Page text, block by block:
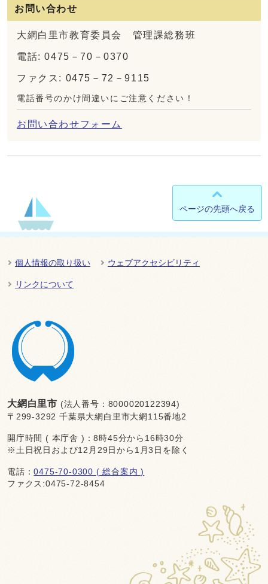
お問い合わせ
大網白里市教育委員会 管理課総務班
電話: 0475－70－0370
ファクス: 0475－72－9115
電話番号のかけ間違いにご注意ください！
お問い合わせフォーム
ページの先頭へ戻る
個人情報の取り扱い ウェブアクセシビリティ
リンクについて
大網白里市 (法人番号：8000020122394)
〒299-3292 千葉県大網白里市大網115番地2
開庁時間 ( 本庁舎 )：8時45分から16時30分
※土日祝日および12月29日から1月3日を除く
電話：0475-70-0300 ( 総合案内 )
ファクス:0475-72-8454